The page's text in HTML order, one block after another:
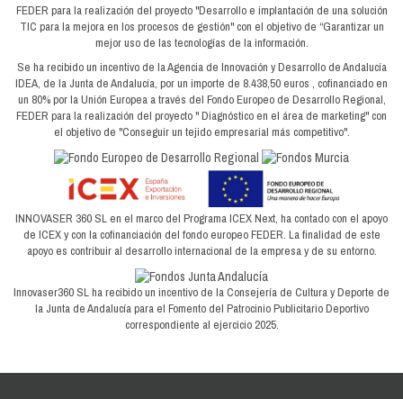
FEDER para la realización del proyecto "Desarrollo e implantación de una solución
TIC para la mejora en los procesos de gestión" con el objetivo de “Garantizar un
mejor uso de las tecnologías de la información.
Se ha recibido un incentivo de la Agencia de Innovación y Desarrollo de Andalucía
IDEA, de la Junta de Andalucía, por un importe de 8.438,50 euros , cofinanciado en
un 80% por la Unión Europea a través del Fondo Europeo de Desarrollo Regional,
FEDER para la realización del proyecto " Diagnóstico en el área de marketing" con
el objetivo de "Conseguir un tejido empresarial más competitivo".
INNOVASER 360 SL en el marco del Programa ICEX Next, ha contado con el apoyo
de ICEX y con la cofinanciación del fondo europeo FEDER. La finalidad de este
apoyo es contribuir al desarrollo internacional de la empresa y de su entorno.
Innovaser360 SL ha recibido un incentivo de la Consejería de Cultura y Deporte de
la Junta de Andalucía para el Fomento del Patrocinio Publicitario Deportivo
correspondiente al ejercicio 2025.